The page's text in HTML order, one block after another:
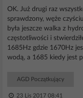
OK. Już drugi raz
sprawdzony, węże
była jeszcze walka z
częstotliwości i
1685Hz gdzie 1670Hz
wodą, a 1685 kiedy jest
AGD Początkujący
23 Lis 2017 08:41